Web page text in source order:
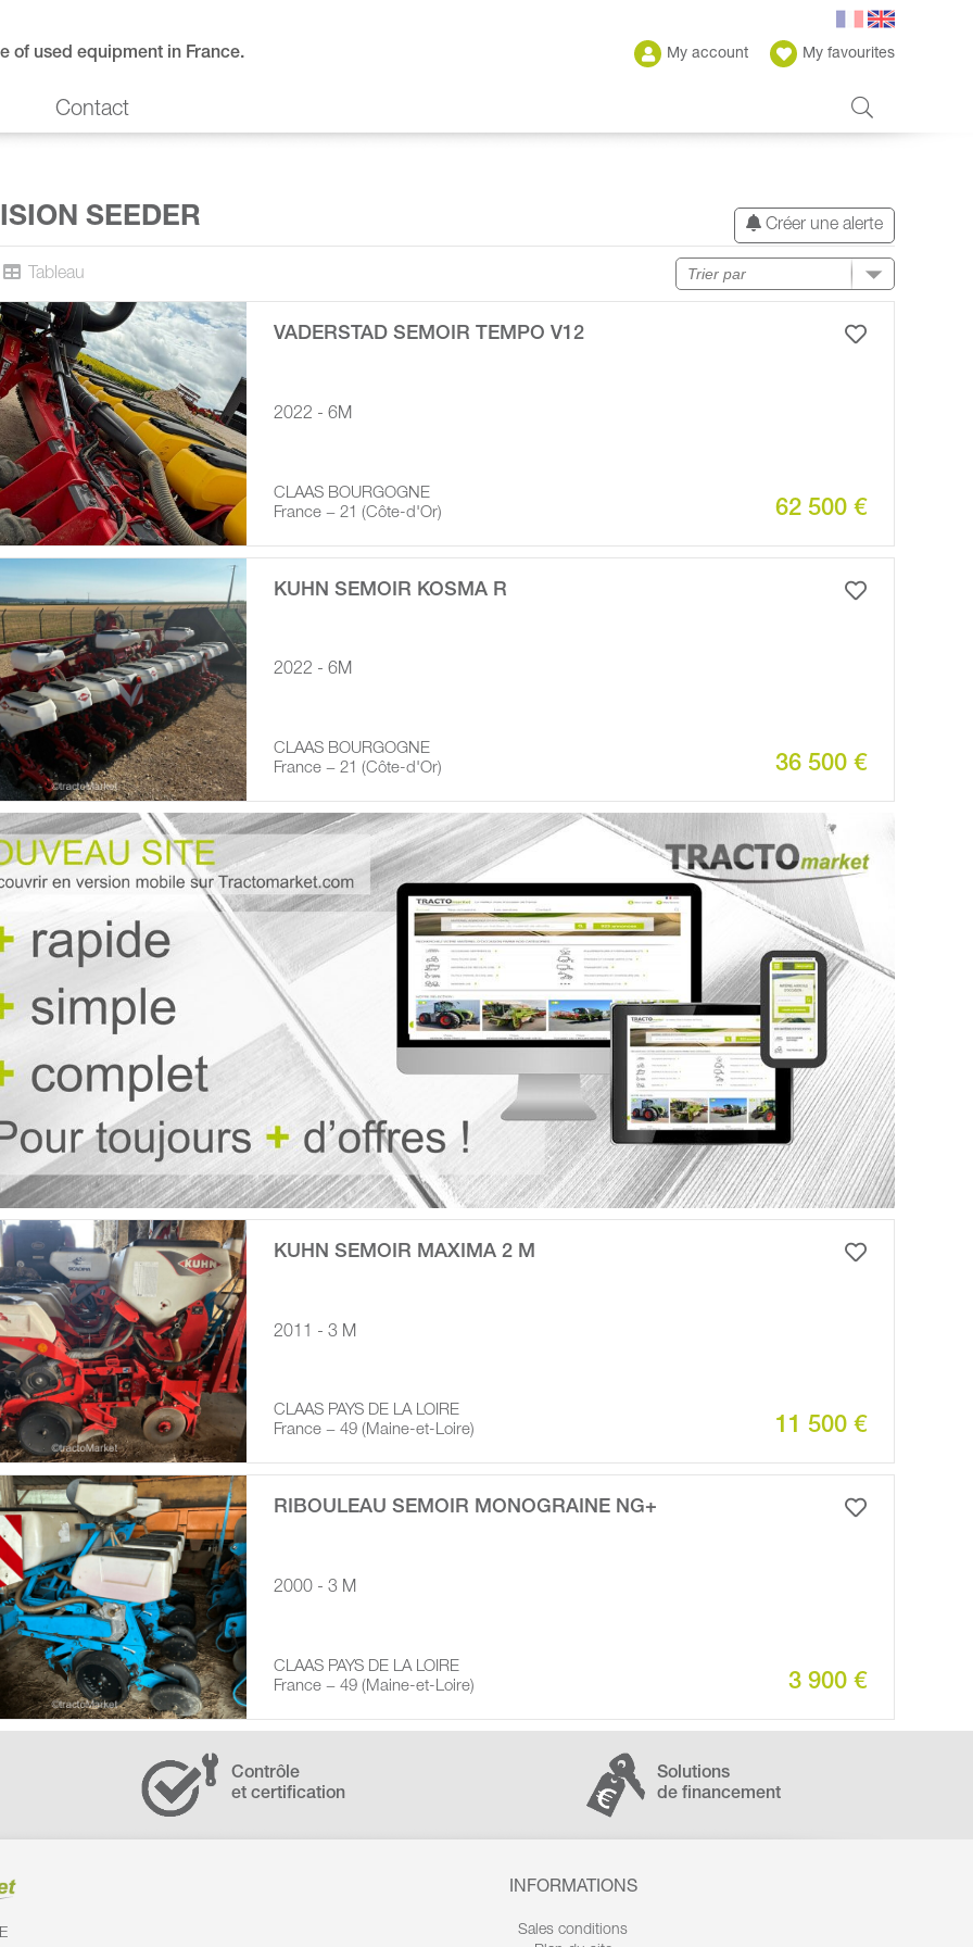
of used equipment in France. My account My favourites
Contact
Créer une alerte
SEEDER
Tableau
VADERSTAD SEMOIR TEMPO V12
2022 - 6M
CLAAS BOURGOGNE
France − 21 (Côte-d'Or)
62 500 €
KUHN SEMOIR KOSMA R
2022 - 6M
CLAAS BOURGOGNE
France − 21 (Côte-d'Or)
36 500 €
KUHN SEMOIR MAXIMA 2 M
2011 - 3 M
CLAAS PAYS DE LA LOIRE
France − 49 (Maine-et-Loire)
11 500 €
RIBOULEAU SEMOIR MONOGRAINE NG+
2000 - 3 M
CLAAS PAYS DE LA LOIRE
France − 49 (Maine-et-Loire)
3 900 €
Contrôle
et certification
Solutions
de financement
INFORMATIONS
Sales conditions